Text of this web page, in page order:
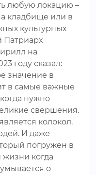
любую локацию –
кладбище или в
культурных
Патриарх
на
году сказал:
значение в
в самые важные
нужно
свершения.
колокол.
И даже
погружен в
жизни когда
о